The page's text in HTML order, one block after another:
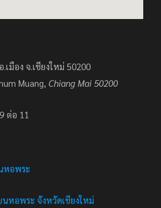
เมือง จ.เชียงใหม่ 50200
Muang, Chiang Mai 50200
ต่อ 11
หอพระ
นหอพระ จังหวัดเชียงใหม่